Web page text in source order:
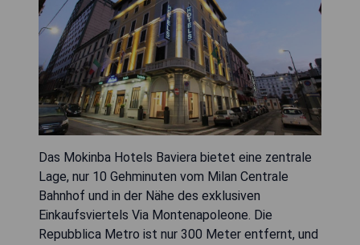
Das Mokinba Hotels Baviera bietet eine zentrale
Lage, nur 10 Gehminuten vom Milan Centrale
Bahnhof und in der Nähe des exklusiven
Einkaufsviertels Via Montenapoleone. Die
Repubblica Metro ist nur 300 Meter entfernt, und